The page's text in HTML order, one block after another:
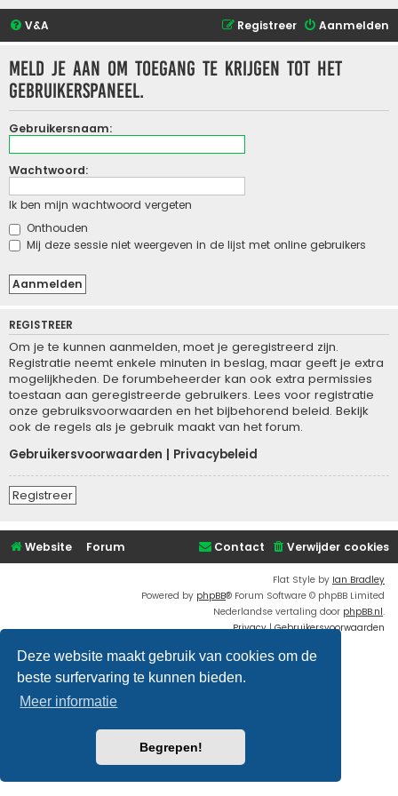
Deze website maakt gebruik van cookies om de
beste surfervaring te kunnen bieden.
Meer informatie
Begrepen!
V&A Aanmelden
Registreer
Meld je aan om toegang te krijgen tot het
gebruikerspaneel.
Gebruikersnaam:
Wachtwoord:
Ik ben mijn wachtwoord vergeten
Onthouden
Mij deze sessie niet weergeven in de lijst met online gebruikers
REGISTREER
Om je te kunnen aanmelden, moet je geregistreerd zijn.
Registratie neemt enkele minuten in beslag, maar geeft je extra
mogelijkheden. De forumbeheerder kan ook extra permissies
toestaan aan geregistreerde gebruikers. Lees voor registratie
onze gebruiksvoorwaarden en het bijbehorend beleid. Bekijk
ook de regels als je gebruik maakt van het forum.
Gebruikersvoorwaarden
Privacybeleid
Registreer
Website Forum Verwijder cookies
Contact
Flat Style by Ian Bradley
Powered by phpBB® Forum Software © phpBB Limited
Nederlandse vertaling door phpBB.nl.
Privacy|Gebruikersvoorwaarden